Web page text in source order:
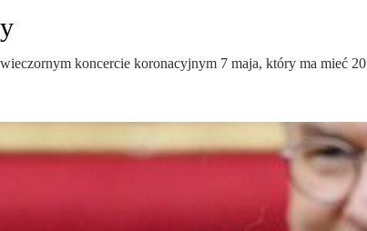
koncercie koronacyjnym 7 maja, który ma mieć